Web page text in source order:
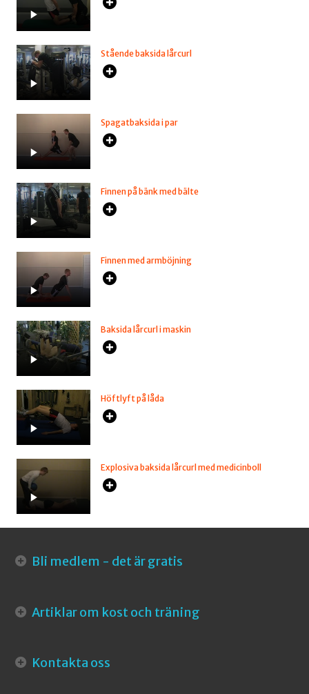
Stående baksida lårcurl
Spagatbaksida i par
Finnen på bänk med bälte
Finnen med armböjning
Baksida lårcurl i maskin
Höftlyft på låda
Explosiva baksida lårcurl med medicinboll
Bli medlem - det är gratis
Artiklar om kost och träning
Kontakta oss